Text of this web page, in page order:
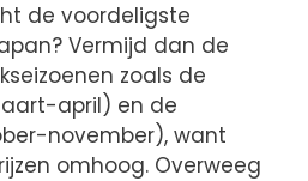
de voordeligste
Vermijd dan de
zoals de
april) en de
november), want
omhoog. Overweeg